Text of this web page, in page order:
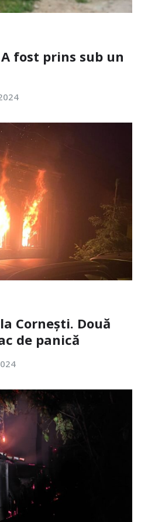
fost prins sub un
Cornești. Două
de panică